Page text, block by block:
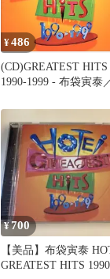
¥486
(CD)GREATEST HITS
1990-1999 - 布袋寅泰
¥700
【美品】布袋寅泰
GREATEST HITS